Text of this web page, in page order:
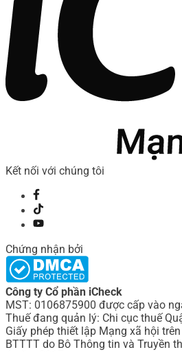
Kết nối với chúng tôi
Chứng nhận bởi
Công ty Cổ phần iCheck
MST: 0106875900 được cấp vào
Thuế đang quản lý: Chi cục thuế
Giấy phép thiết lập Mạng xã hội
BTTTT do Bô Thông tin và Truyền